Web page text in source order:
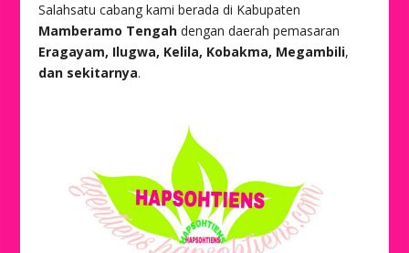
Salahsatu cabang kami berada di Kabupaten
Mamberamo Tengahdengan daerah pemasaran
Eragayam, Ilugwa, Kelila, Kobakma, Megambili,
dan sekitarnya.